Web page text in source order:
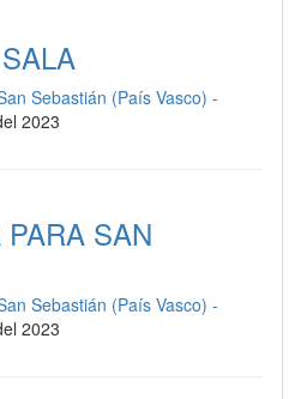
Sebastián (País Vasco) -
2023
SAN
Sebastián (País Vasco) -
2023